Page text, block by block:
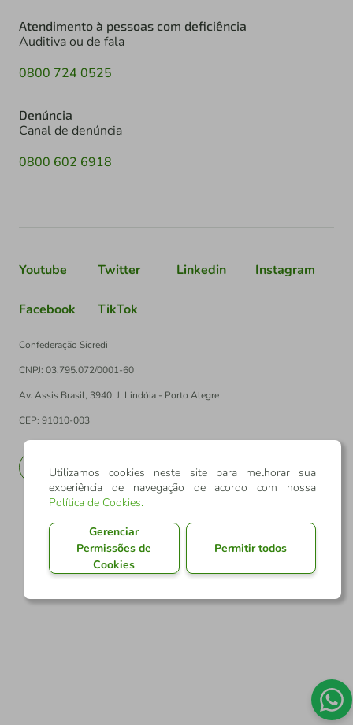
Atendimento à pessoas com deficiência
Auditiva ou de fala
0800 724 0525
Denúncia
Canal de denúncia
0800 602 6918
Youtube Twitter Linkedin Instagram
Facebook TikTok
Confederação Sicredi
CNPJ: 03.795.072/0001-60
Av. Assis Brasil, 3940, J. Lindóia - Porto Alegre
CEP: 91010-003
EN
Utilizamos cookies neste site para melhorar sua
experiência de navegação de acordo com nossa
Política de Cookies.
Gerenciar
Permissões de
Cookies
Permitir todos